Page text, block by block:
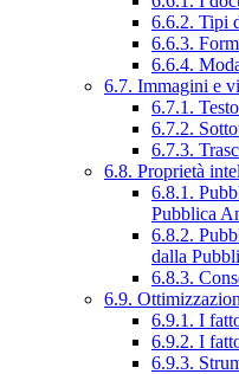
6.6.2. Tipi
6.6.3.
6.6.4.
6.7. Immagini e
6.7.1.
6.7.2.
6.7.3.
6.8. Proprietà
6.8.1.
Pubblica
6.8.2.
dalla
6.8.3.
6.9.
6.9.1. I
6.9.2. I
6.9.3.